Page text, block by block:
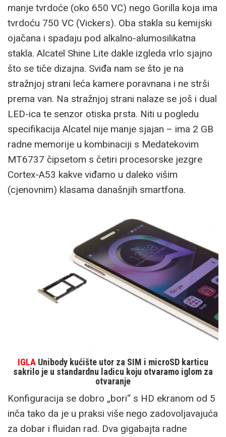
manje tvrdoće (oko 650 VC) nego Gorilla koja ima
tvrdoću 750 VC (Vickers). Oba stakla su kemijski
ojačana i spadaju pod alkalno-alumosilikatna
stakla. Alcatel Shine Lite dakle izgleda vrlo sjajno
što se tiče dizajna. Sviđa nam se što je na
stražnjoj strani leća kamere poravnana i ne strši
prema van. Na stražnjoj strani nalaze se još i dual
LED-ica te senzor otiska prsta. Niti u pogledu
specifikacija Alcatel nije manje sjajan – ima 2 GB
radne memorije u kombinaciji s Medatekovim
MT6737 čipsetom s četiri procesorske jezgre
Cortex-A53 kakve viđamo u daleko višim
(cjenovnim) klasama današnjih smartfona.
IGLA Unibody kućište utor za SIM i microSD karticu
sakrilo je u standardnu ladicu koju otvaramo iglom za
otvaranje
Konfiguracija se dobro „bori“ s HD ekranom od 5
inča tako da je u praksi više nego zadovoljavajuća
za dobar i fluidan rad. Dva gigabajta radne